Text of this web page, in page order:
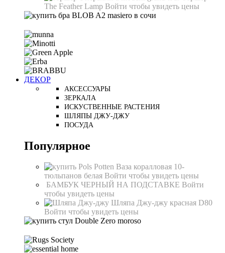
The Feather Lamp Войти чтобы увидеть цены
ДЕКОР
АКСЕССУАРЫ
ЗЕРКАЛА
ИСКУСТВЕННЫЕ РАСТЕНИЯ
ШЛЯПЫ ДЖУ-ДЖУ
ПОСУДА
Популярное
Ваза коралловая 10-
тюльпанов белая Войти чтобы увидеть цены
БАМБУК ЧЕРНЫЙ НА ПОДСТАВКЕ Войти
чтобы увидеть цены
Шляпа Джу-джу красная D80
Войти чтобы увидеть цены